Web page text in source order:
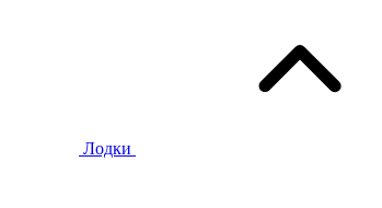
Лодки